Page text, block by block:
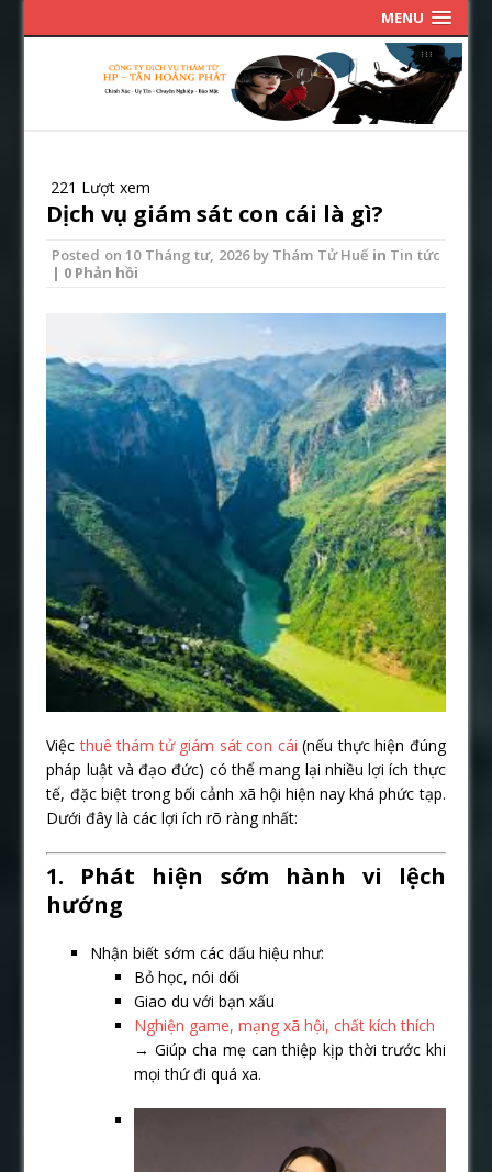
MENU
221 Lượt xem
Dịch vụ giám sát con cái là gì?
Posted on 10 Tháng tư, 2026by Thám Tử Huếin Tin tức
| 0 Phản hồi
Việcthuê thám tử giám sát con cái (nếu thực hiện đúng
pháp luật và đạo đức) có thể mang lại nhiều lợi ích thực
tế, đặc biệt trong bối cảnh xã hội hiện nay khá phức tạp.
Dưới đây là các lợi ích rõ ràng nhất:
1. Phát hiện sớm hành vi lệch
hướng
Nhận biết sớm các dấu hiệu như:
Bỏ học, nói dối
Giao du với bạn xấu
Nghiện game, mạng xã hội, chất kích thích
→ Giúp cha mẹ can thiệp kịp thời trước khi
mọi thứ đi quá xa.